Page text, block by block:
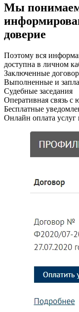
Мы
доверие
Поэтому вся
доступна в личном
Заключенные
Выполненные и
Судебные заседания
Оперативная связь с
Бесплатные
Онлайн оплата